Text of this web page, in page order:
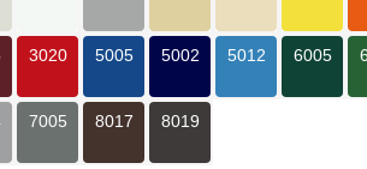
3020 5005 5002 5012 6005
7005 8017 8019